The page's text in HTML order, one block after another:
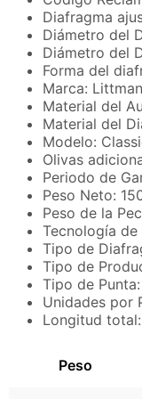
Diafragma
Diámetro del
Diámetro del
Forma del
Marca:
Material del
Material del
Modelo:
Olivas
Periodo de
Peso Neto:
Peso de la
Tecnología de
Tipo de
Tipo de
Tipo de
Unidades por
Longitud
Peso